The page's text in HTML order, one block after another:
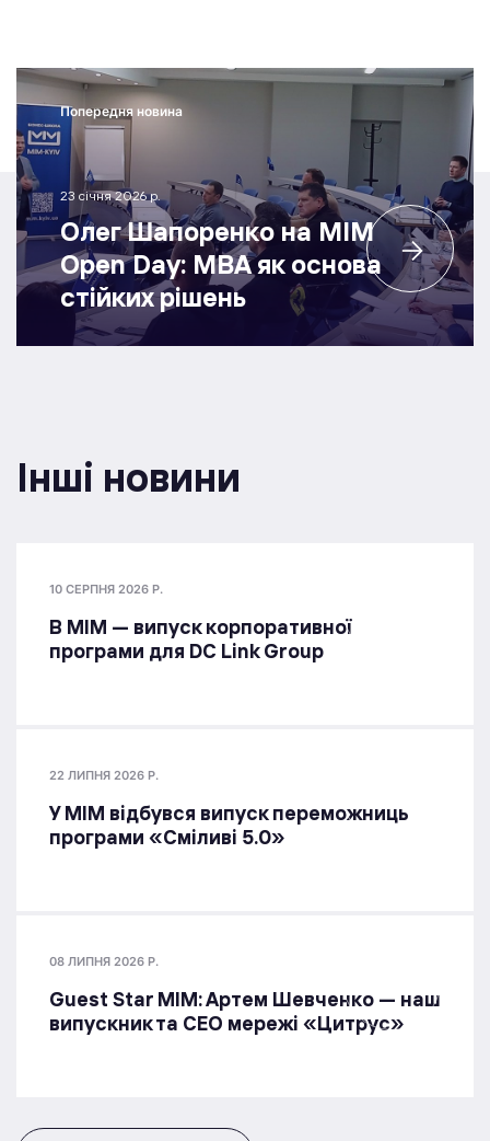
Попередня новина
23 січня 2026 р.
Олег Шапоренко на MIM
Open Day: MBA як основа
стійких рішень
Інші новини
10 СЕРПНЯ 2026 Р.
В МІМ — випуск корпоративної
програми для DC Link Group
22 ЛИПНЯ 2026 Р.
У МІМ відбувся випуск переможниць
програми «Сміливі 5.0»
08 ЛИПНЯ 2026 Р.
Guest Star МІМ: Артем Шевченко — наш
випускник та СЕО мережі «Цитрус»